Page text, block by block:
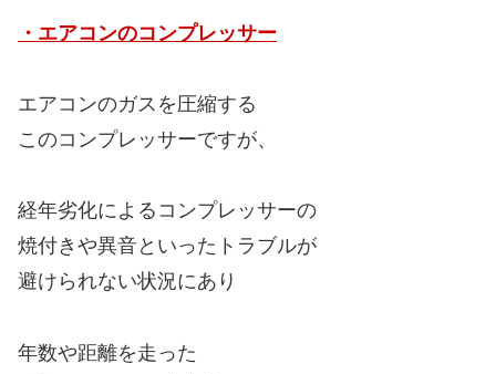
・エアコンのコンプレッサー
エアコンのガスを圧縮する
このコンプレッサーですが、
経年劣化によるコンプレッサーの
焼付きや異音といったトラブルが
避けられない状況にあり
年数や距離を走った